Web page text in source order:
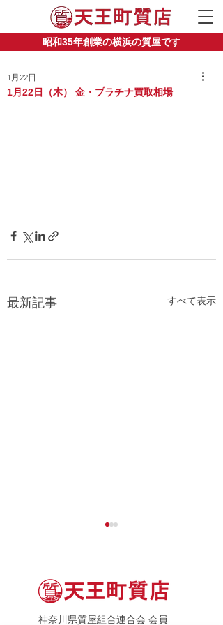
昭和35年創業の横浜の質屋です
1月22日（木） 金・プラチナ買取相場
1月22日
最新記事 すべて表示
神奈川県質屋組合連合会 会員